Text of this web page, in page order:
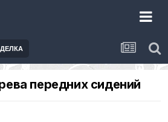
передних сидений